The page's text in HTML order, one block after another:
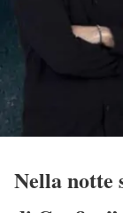
Nella notte